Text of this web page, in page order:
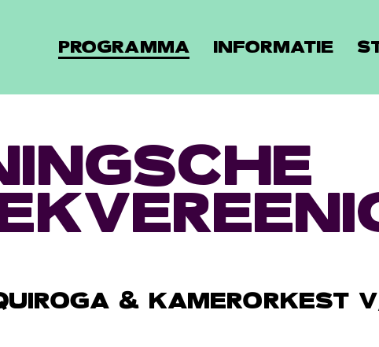
PROGRAMMA INFORMATIE
& KAMERORKEST